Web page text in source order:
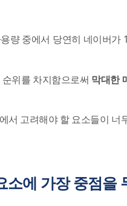
량 중에서 당연히 네이버가
위를 차지함으로써 막대한
서 고려해야 할 요소들이 너
소에 가장 중점을